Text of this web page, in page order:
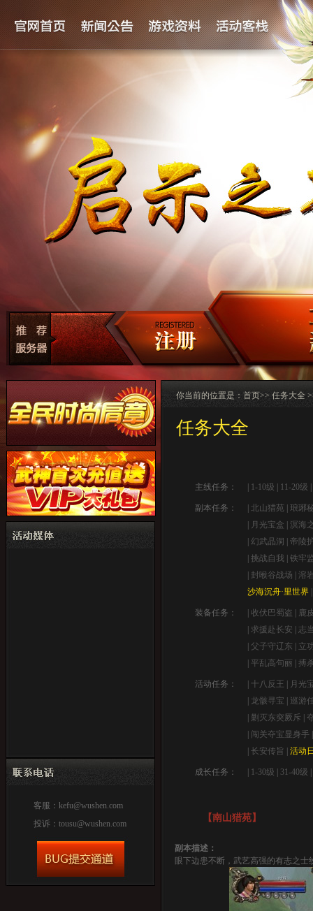
客服： kefu@wushen.com
投诉： tousu@wushen.com
你当前的位置是： 首页>> 任务大全
任务大全
主线任务： 1-10级 11-20级
副本任务： |北山猎苑 |琅琊
月光宝盒 |溟海
|幻武晶洞 |帝陵
|挑战自我 |铁牢
封喉谷战场 |溶
沙海沉舟·里世界
装备任务： |收伏巴蜀盗
鹿
|求援赴长安 |志
|父子守辽东
立
|平乱高句丽 |搏
活动任务： |十八反王
月光
龙骸寻宝
巡游
剿灭东突厥斥
闯关夺宝显身手
|长安传旨 |活动
成长任务： 1-30级 31-40级
【南山猎苑】
副本描述：
眼下边患不断，武艺高强的有志之